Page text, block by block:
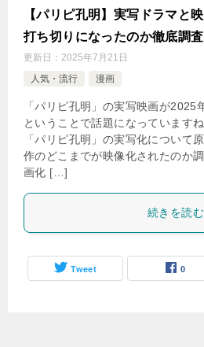
【パリピ孔明】実写ドラマと
打ち切りになったのか徹底調査
更新日： 2025年7月21日
人気・流行
漫画
「パリピ孔明」の実写映画が2025
ということで話題になっています
「パリピ孔明」の実写化について
作のどこまでが映像化されたのか
画化 […]
続きを読む
Tweet 0